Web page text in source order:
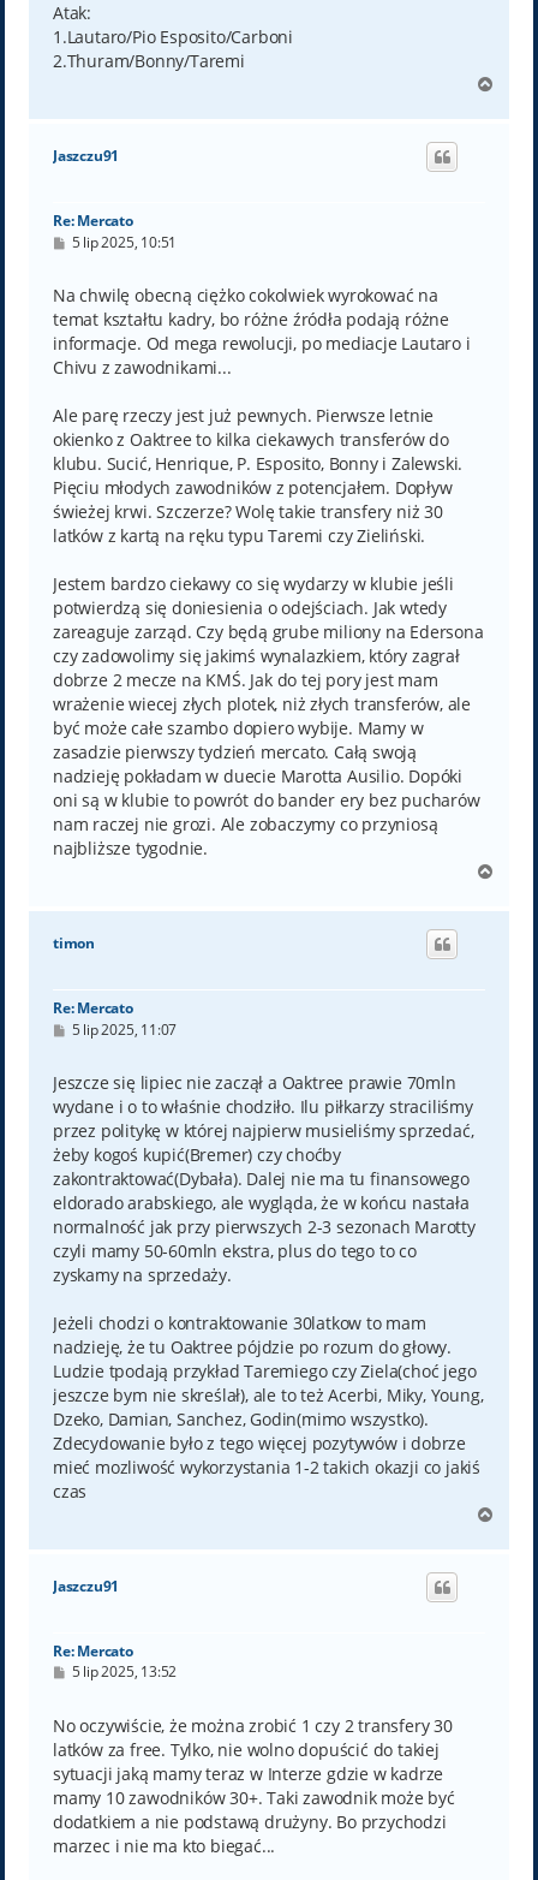
Atak:
1.Lautaro/Pio Esposito/Carboni
2.Thuram/Bonny/Taremi
g
Jaszczu91
Re: Mercato
P
t
5 lip 2025, 10:51
Na chwilę obecną ciężko cokolwiek wyrokować na
temat kształtu kadry, bo różne źródła podają różne
informacje. Od mega rewolucji, po mediacje Lautaro i
Chivu z zawodnikami...
Ale parę rzeczy jest już pewnych. Pierwsze letnie
okienko z Oaktree to kilka ciekawych transferów do
klubu. Sucić, Henrique, P. Esposito, Bonny i Zalewski.
Pięciu młodych zawodników z potencjałem. Dopływ
świeżej krwi. Szczerze? Wolę takie transfery niż 30
latków z kartą na ręku typu Taremi czy Zieliński.
Jestem bardzo ciekawy co się wydarzy w klubie jeśli
potwierdzą się doniesienia o odejściach. Jak wtedy
zareaguje zarząd. Czy będą grube miliony na Edersona
czy zadowolimy się jakimś wynalazkiem, który zagrał
dobrze 2 mecze na KMŚ. Jak do tej pory jest mam
wrażenie wiecej złych plotek, niż złych transferów, ale
być może całe szambo dopiero wybije. Mamy w
zasadzie pierwszy tydzień mercato. Całą swoją
nadzieję pokładam w duecie Marotta Ausilio. Dopóki
oni są w klubie to powrót do bander ery bez pucharów
nam raczej nie grozi. Ale zobaczymy co przyniosą
najbliższe tygodnie.
g
timon
Re: Mercato
P
t
5 lip 2025, 11:07
Jeszcze się lipiec nie zaczął a Oaktree prawie 70mln
wydane i o to właśnie chodziło. Ilu piłkarzy straciliśmy
przez politykę w której najpierw musieliśmy sprzedać,
żeby kogoś kupić(Bremer) czy choćby
zakontraktować(Dybała). Dalej nie ma tu finansowego
eldorado arabskiego, ale wygląda, że w końcu nastała
normalność jak przy pierwszych 2-3 sezonach Marotty
czyli mamy 50-60mln ekstra, plus do tego to co
zyskamy na sprzedaży.
Jeżeli chodzi o kontraktowanie 30latkow to mam
nadzieję, że tu Oaktree pójdzie po rozum do głowy.
Ludzie tpodają przykład Taremiego czy Ziela(choć jego
jeszcze bym nie skreślał), ale to też Acerbi, Miky, Young,
Dzeko, Damian, Sanchez, Godin(mimo wszystko).
Zdecydowanie było z tego więcej pozytywów i dobrze
mieć mozliwość wykorzystania 1-2 takich okazji co jakiś
czas
g
Jaszczu91
Re: Mercato
P
t
5 lip 2025, 13:52
No oczywiście, że można zrobić 1 czy 2 transfery 30
latków za free. Tylko, nie wolno dopuścić do takiej
sytuacji jaką mamy teraz w Interze gdzie w kadrze
mamy 10 zawodników 30+. Taki zawodnik może być
dodatkiem a nie podstawą drużyny. Bo przychodzi
marzec i nie ma kto biegać...